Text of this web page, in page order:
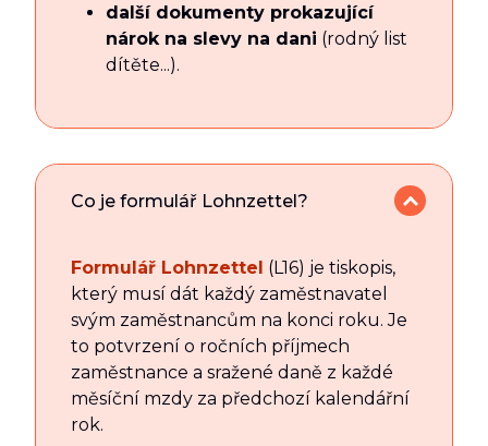
další dokumenty prokazující
nárok na slevy na dani (rodný list
dítěte...).
Co je formulář Lohnzettel?
Formulář Lohnzettel (L16) je tiskopis,
který musí dát každý zaměstnavatel
svým zaměstnancům na konci roku. Je
to potvrzení o ročních příjmech
zaměstnance a sražené daně z každé
měsíční mzdy za předchozí kalendářní
rok.